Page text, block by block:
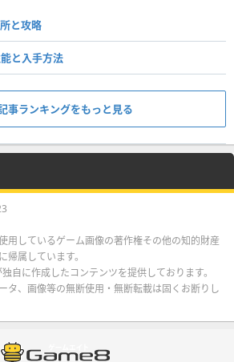
と攻略
と入手方法
事ランキングをもっと見る
用しているゲーム画像の著作権その他の知的財産
属しています。
自に作成したコンテンツを提供しております。
タ、画像等の無断使用・無断転載は固くお断りし